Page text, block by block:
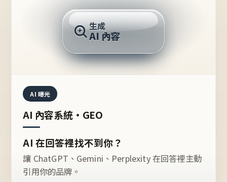
推薦的台灣品牌？
生成
AI 內容
AI 曝光
AI 內容系統・GEO
AI 在回答裡找不到你？
讓 ChatGPT、Gemini、Perplexity 在回答裡主動
引用你的品牌。